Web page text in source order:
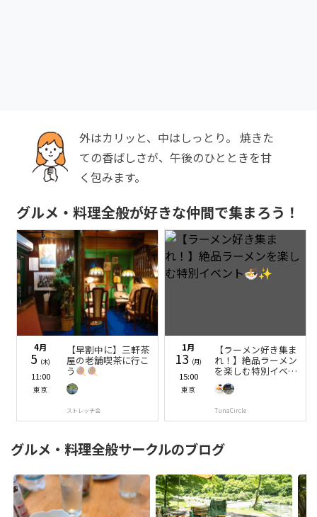
外はカリッと、中はしっとり。 焼きた
ての香ばしさが、午後のひとときを甘
く包みます。
グルメ・料理全般が好きな仲間で集まろう！
4月
5 (木)
11:00
東京
【早割中に】三軒茶
屋の老舗喫茶に行こ
う🍭🍭
ストレッチ会
1月
13 (月)
15:00
東京
【ラーメン好き集ま
れ！】絶品ラーメン
を楽しむ特別イベン
ト🍜✨
TunaCircle
グルメ・料理全般サークルのブログ